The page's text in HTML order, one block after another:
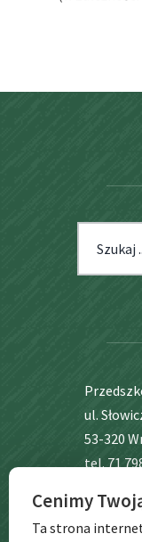
ul.
53-320
tel. 71
Cenimy
Ta strona